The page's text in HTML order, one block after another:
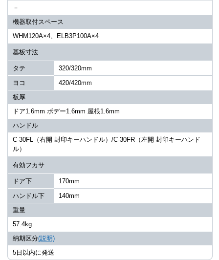
－
機器取付スペース
WHM120A×4、ELB3P100A×4
基板寸法
タテ
320/320mm
ヨコ
420/420mm
板厚
ドア1.6mm ボデー1.6mm 屋根1.6mm
ハンドル
C-30FL（右開 封印キーハンドル）/C-30FR（左開 封印キーハンド
ル）
有効フカサ
ドア下
170mm
ハンドル下
140mm
重量
57.4kg
納期区分(説明)
5日以内に発送